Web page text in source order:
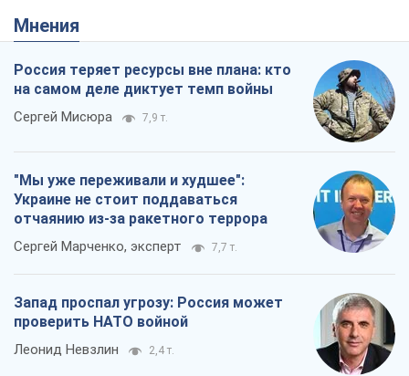
Мнения
Россия теряет ресурсы вне плана: кто
на самом деле диктует темп войны
Сергей Мисюра 7,9 т.
"Мы уже переживали и худшее":
Украине не стоит поддаваться
отчаянию из-за ракетного террора
Сергей Марченко, эксперт 7,7 т.
Запад проспал угрозу: Россия может
проверить НАТО войной
Леонид Невзлин 2,4 т.